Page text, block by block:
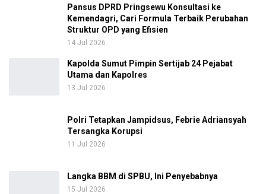
Pansus DPRD Pringsewu Konsultasi ke
Kemendagri, Cari Formula Terbaik Perubahan
Struktur OPD yang Efisien
14 Jul 2026
Kapolda Sumut Pimpin Sertijab 24 Pejabat
Utama dan Kapolres
13 Jul 2026
Polri Tetapkan Jampidsus, Febrie Adriansyah
Tersangka Korupsi
11 Jul 2026
Langka BBM di SPBU, Ini Penyebabnya
15 Jul 2026